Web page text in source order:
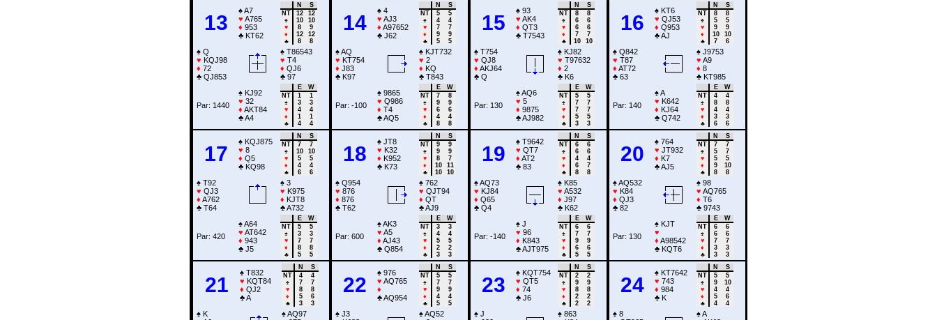
13
♠A7
♥ A765
♦ 953
♣ KT62
N
S
NT
12
12
♠
10
10
♥
8
9
♦
12
12
♣
8 8
♠ Q
♥ KQJ98
♦ 72
♣ QJ853
♠ T86543
♥ T4
♦ QJ6
♣ 97
Par: 1440
♠ KJ92
♥ 32
♦ AKT84
♣A4
E
W
NT
1
1
♠
3
3
♥
4
4
♦
1
1
♣
4 4
14
♠ 4
♥ AJ3
♦ A97652
♣ J62
N
S
NT
5
5
♠
4
4
♥
7
7
♦
9
9
♣
5 5
♠AQ
♥ KT754
♦ J83
♣ K97
♠ KJT732
♥ 2
♦ KQ
♣ T843
Par: -100
♠ 9865
♥ Q986
♦ T4
♣AQ5
E
W
NT
7
8
♠
9
9
♥
6
6
♦
4
4
♣
8 8
15
♠ 93
♥ AK4
♦ QT3
♣ T7543
N
S
NT
8
8
♠
6
6
♥
6
6
♦
7
7
♣
10 10
♠ T754
♥ QJ8
♦ AKJ64
♣ Q
♠ KJ82
♥ T97632
♦ 2
♣ K6
Par: 130
♠AQ6
♥ 5
♦ 9875
♣AJ982
E
W
NT
5
5
♠
7
7
♥
7
7
♦
5
5
♣
3 3
16
♠ KT6
♥ QJ53
♦ Q953
♣AJ
N
S
NT
8
8
♠
5
5
♥
9
9
♦
10
10
♣
7 6
♠ Q842
♥ T87
♦ AT72
♣ 63
♠ J9753
♥ A9
♦ 8
♣ KT985
Par: 140
♠A
♥ K642
♦ KJ64
♣ Q742
E
W
NT
4
4
♠
8
8
♥
4
4
♦
3
3
♣
6 6
17
♠ KQJ875
♥ 8
♦ Q5
♣ KQ98
N
S
NT
7
7
♠
10
10
♥
5
5
♦
4
4
♣
6 6
♠ T92
♥ QJ3
♦ A762
♣ T64
♠ 3
♥ K975
♦ KJT8
♣A732
Par: 420
♠A64
♥ AT642
♦ 943
♣ J5
E
W
NT
5
5
♠
3
3
♥
7
7
♦
8
8
♣
5 5
18
♠ JT8
♥ K32
♦ K952
♣ K73
N
S
NT
9
9
♠
9
9
♥
8
7
♦
10
11
♣
10 10
♠ Q954
♥ 876
♦ 876
♣ T62
♠ 762
♥ QJT94
♦ QT
♣AJ9
Par: 600
♠AK3
♥ A5
♦ AJ43
♣ Q854
E
W
NT
3
3
♠
4
4
♥
5
5
♦
2
2
♣
3 3
19
♠ T9642
♥ QT7
♦ AT2
♣ 83
N
S
NT
6
6
♠
6
6
♥
4
4
♦
6
7
♣
8 8
♠AQ73
♥ KJ84
♦ Q65
♣ Q4
♠ K85
♥ A532
♦ J97
♣ K62
Par: -140
♠ J
♥ 96
♦ K843
♣AJT975
E
W
NT
6
6
♠
7
7
♥
9
9
♦
6
6
♣
5 5
20
♠ 764
♥ JT932
♦ K7
♣AJ5
N
S
NT
7
7
♠
5
7
♥
5
5
♦
9
10
♣
8 8
♠AQ532
♥ K84
♦ QJ3
♣ 82
♠ 98
♥ AQ765
♦ T6
♣ 9743
Par: 130
♠ KJT
♥
♦ A98542
♣ KQT6
E
W
NT
6
6
♠
6
6
♥
7
7
♦
3
3
♣
3 3
21
♠ T832
♥ KQT84
♦ QJ2
♣A
N
S
NT
4
4
♠
7
7
♥
8
8
♦
5
6
♣
3 3
♠ K
♠AQ97
22
♠ 976
♥ AQ765
♦
♣AQ954
N
S
NT
5
5
♠
7
7
♥
9
9
♦
4
4
♣
5 5
♠ J3
♠AQ52
23
♠ KQT754
♥ QT5
♦ 74
♣ J6
N
S
NT
2
2
♠
9
9
♥
8
8
♦
2
2
♣
2 2
♠ J
♠ 863
24
♠ KT7642
♥ 743
♦ 984
♣ K
N
S
NT
5
5
♠
9
10
♥
4
4
♦
5
6
♣
4 4
♠ 8
♠A